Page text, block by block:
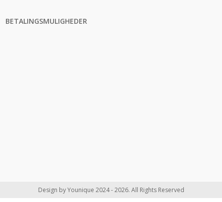
BETALINGSMULIGHEDER
Design by Younique 2024 - 2026. All Rights Reserved